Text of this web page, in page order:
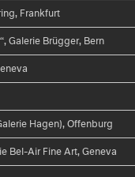
Frankfurt
Galerie Brügger, Bern
Hagen), Offenburg
Bel-Air Fine Art, Geneva